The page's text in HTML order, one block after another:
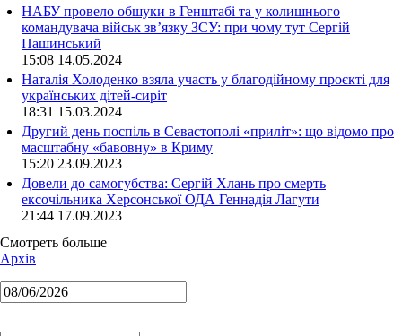
НАБУ провело обшуки в Генштабі та у колишнього
командувача військ зв’язку ЗСУ: при чому тут Сергій
Пашинський
15:08 14.05.2024
Наталія Холоденко взяла участь у благодійному проєкті для
українських дітей-сиріт
18:31 15.03.2024
Другий день поспіль в Севастополі «приліт»: що відомо про
масштабну «бавовну» в Криму
15:20 23.09.2023
Довели до самогубства: Сергій Хлань про смерть
ексочільника Херсонської ОДА Геннадія Лагути
21:44 17.09.2023
Смотреть больше
Архів